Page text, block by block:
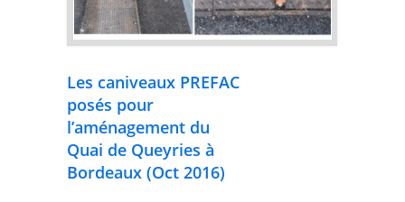
Les caniveaux PREFAC
posés pour
l’aménagement du
Quai de Queyries à
Bordeaux (Oct 2016)